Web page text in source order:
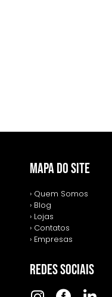
MAPA DO SITE
› Quem Somos
› Blog
› Lojas
› Contatos
› Empresas
REDES SOCIAIS